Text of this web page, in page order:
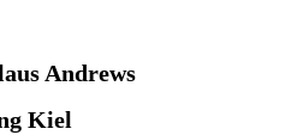
Andrews
Kiel